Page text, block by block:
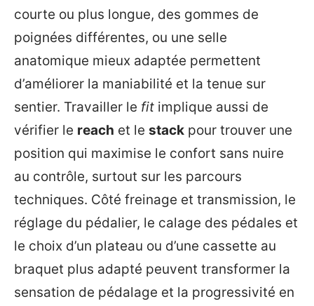
courte ou plus longue, des gommes de
poignées différentes, ou une selle
anatomique mieux adaptée permettent
d’améliorer la maniabilité et la tenue sur
sentier. Travailler le fit implique aussi de
vérifier le reach et le stack pour trouver une
position qui maximise le confort sans nuire
au contrôle, surtout sur les parcours
techniques. Côté freinage et transmission, le
réglage du pédalier, le calage des pédales et
le choix d’un plateau ou d’une cassette au
braquet plus adapté peuvent transformer la
sensation de pédalage et la progressivité en